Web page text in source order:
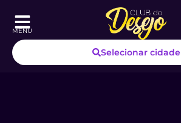
MENU
Selecionar cidade